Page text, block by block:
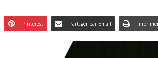
Pinterest Partager par Email Imprimer